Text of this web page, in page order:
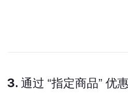
3. 通过 “指定商品” 优